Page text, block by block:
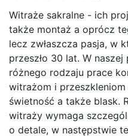
Witraże sakralne - ich
także montaż a oprócz
lecz zwłaszcza pasja, w
przeszło 30 lat. W
różnego rodzaju prace
witrażom i
świetność a także blask.
witraży wymaga
o detale, w następstwie